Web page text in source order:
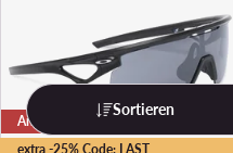
extra -25% Code: LAST
Angebot
Sortieren